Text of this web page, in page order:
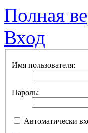
Полная
Вход
Имя пользователя:
Пароль:
Автоматически